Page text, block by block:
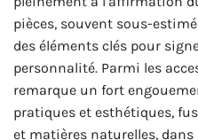
pièces, souvent sous-
des éléments clés pour
personnalité. Parmi les
remarque un fort
pratiques et esthétiques,
et matières naturelles,